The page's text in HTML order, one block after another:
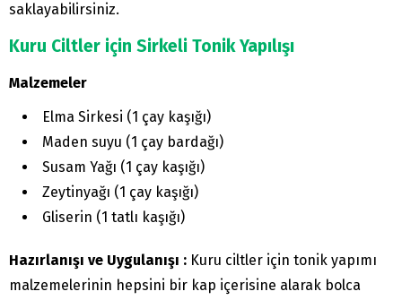
saklayabilirsiniz.
Kuru Ciltler için Sirkeli Tonik Yapılışı
Malzemeler
Elma Sirkesi (1 çay kaşığı)
Maden suyu (1 çay bardağı)
Susam Yağı (1 çay kaşığı)
Zeytinyağı (1 çay kaşığı)
Gliserin (1 tatlı kaşığı)
Hazırlanışı ve Uygulanışı : Kuru ciltler için tonik yapımı
malzemelerinin hepsini bir kap içerisine alarak bolca